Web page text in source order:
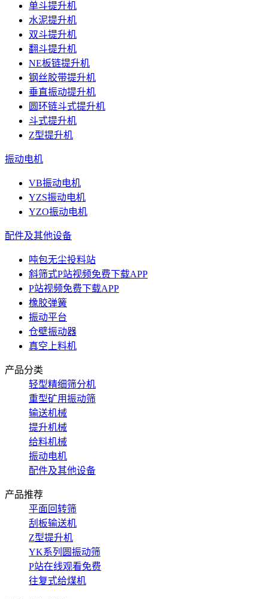
单斗提升机
水泥提升机
双斗提升机
翻斗提升机
NE板链提升机
钢丝胶带提升机
垂直振动提升机
圆环链斗式提升机
斗式提升机
Z型提升机
振动电机
VB振动电机
YZS振动电机
YZO振动电机
配件及其他设备
吨包无尘投料站
斜筛式P站视频免费下载APP
P站视频免费下载APP
橡胶弹簧
振动平台
仓壁振动器
真空上料机
产品分类
轻型精细筛分机
重型矿用振动筛
输送机械
提升机械
给料机械
振动电机
配件及其他设备
产品推荐
平面回转筛
刮板输送机
Z型提升机
YK系列圆振动筛
P站在线观看免费
往复式给煤机